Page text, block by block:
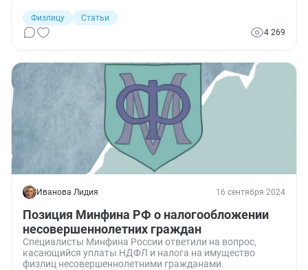
владельца? Рассказываю.
Физлицу
Статьи
4 269
Иванова Лидия 16 сентября 2024
Позиция Минфина РФ о налогообложении
несовершеннолетних граждан
Специалисты Минфина России ответили на вопрос,
касающийся уплаты НДФЛ и налога на имущество
физлиц несовершеннолетними гражданами.